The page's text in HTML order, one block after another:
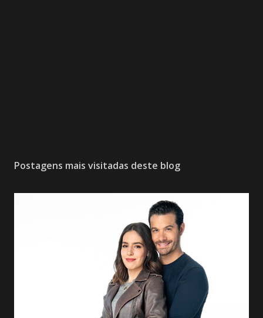
Postagens mais visitadas deste blog